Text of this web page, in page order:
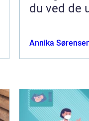
du ved de
Annika